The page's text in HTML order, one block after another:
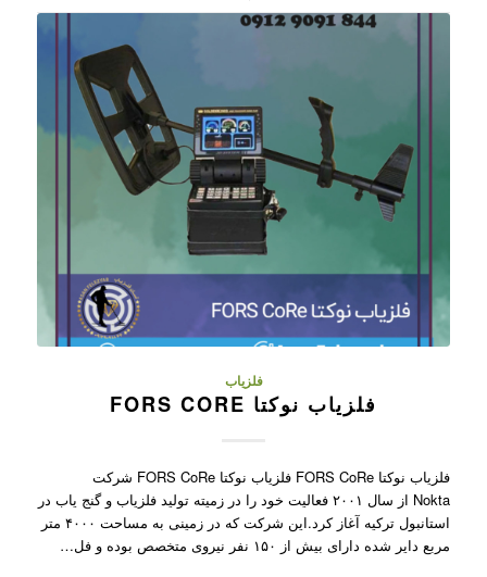
فلزیاب
فلزیاب نوکتا FORS CORE
فلزیاب نوکتا FORS CoRe فلزیاب نوکتا FORS CoRe شرکت
Nokta از سال ۲۰۰۱ فعالیت خود را در زمیته تولید فلزیاب و گنج یاب در
استانبول ترکیه آغاز کرد.این شرکت که در زمینی به مساحت ۴۰۰۰ متر
مربع دایر شده دارای بیش از ۱۵۰ نفر نیروی متخصص بوده و فل…